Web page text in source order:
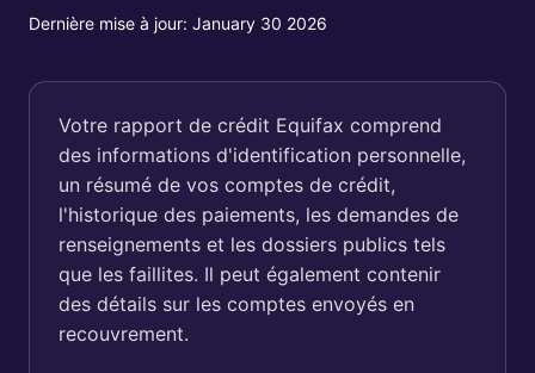
Dernière mise à jour: January 30 2026
Votre rapport de crédit Equifax comprend
des informations d'identification personnelle,
un résumé de vos comptes de crédit,
l'historique des paiements, les demandes de
renseignements et les dossiers publics tels
que les faillites. Il peut également contenir
des détails sur les comptes envoyés en
recouvrement.